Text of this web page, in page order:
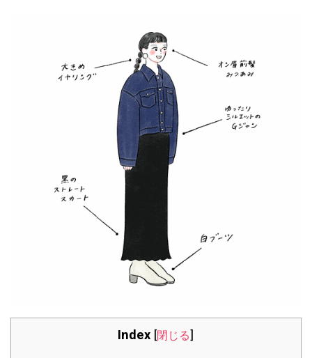
Index [閉じる]